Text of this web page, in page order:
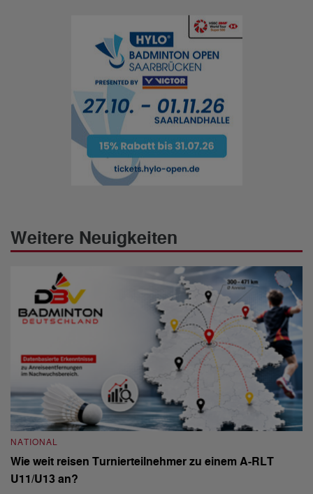
Weitere Neuigkeiten
NATIONAL
Wie weit reisen Turnierteilnehmer zu einem A-RLT
U11/U13 an?